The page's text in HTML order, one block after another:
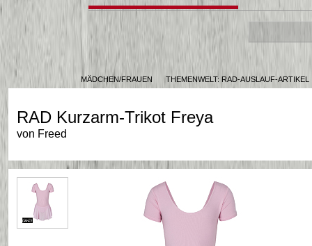
MÄDCHEN/FRAUEN THEMENWELT: RAD-AUSLAUF-ARTIKEL
RAD Kurzarm-Trikot Freya
von Freed